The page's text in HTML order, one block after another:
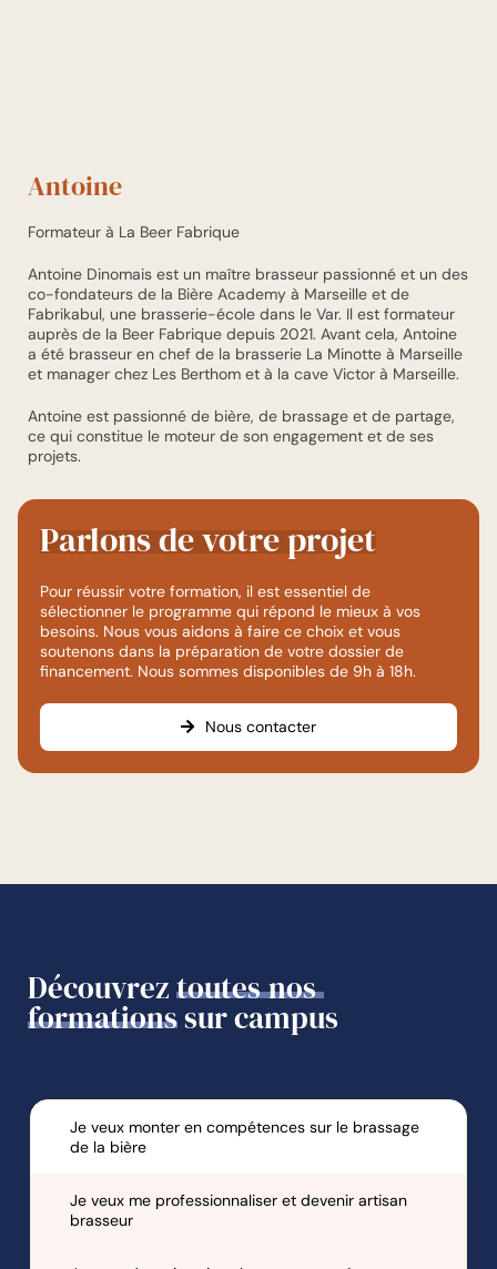
Antoine
Formateur à La Beer Fabrique
Antoine Dinomais est un maître brasseur passionné et un des
co-fondateurs de la Bière Academy à Marseille et de
Fabrikabul, une brasserie-école dans le Var. Il est formateur
auprès de la Beer Fabrique depuis 2021. Avant cela, Antoine
a été brasseur en chef de la brasserie La Minotte à Marseille
et manager chez Les Berthom et à la cave Victor à Marseille.
Antoine est passionné de bière, de brassage et de partage,
ce qui constitue le moteur de son engagement et de ses
projets.
Parlonsdevotreprojet
Pour réussir votre formation, il est essentiel de
sélectionner le programme qui répond le mieux à vos
besoins. Nous vous aidons à faire ce choix et vous
soutenons dans la préparation de votre dossier de
financement. Nous sommes disponibles de 9h à 18h.
Nous contacter
Découvreztoutesnos
formationssur campus
Je veux monter en compétences sur le brassage
de la bière
Je veux me professionnaliser et devenir artisan
brasseur